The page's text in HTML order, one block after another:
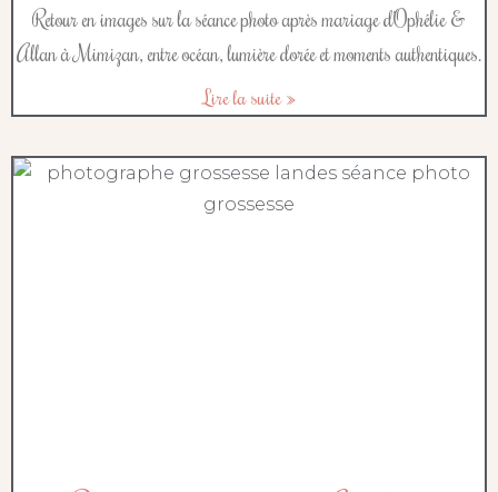
Retour en images sur la séance photo après mariage d’Ophélie &
Allan à Mimizan, entre océan, lumière dorée et moments authentiques.
Lire la suite »